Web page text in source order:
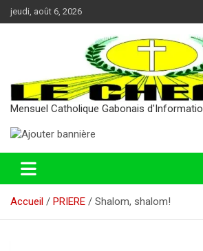
Aller
au
jeudi, août 6, 2026
Mensuel Catholique Gabonais
Accueil PRIERE Shalom, shalom!